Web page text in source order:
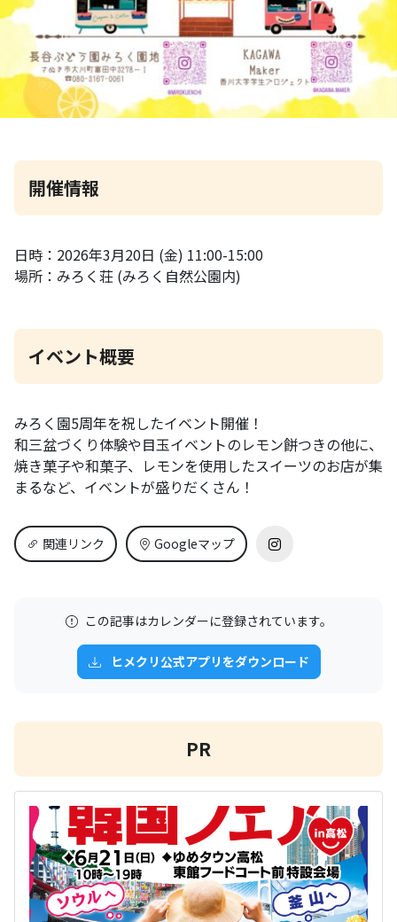
開催情報
日時：2026年3月20日 (金) 11:00-15:00
場所：みろく荘 (みろく自然公園内)
イベント概要
みろく園5周年を祝したイベント開催！
和三盆づくり体験や目玉イベントのレモン餅つきの他に、
焼き菓子や和菓子、レモンを使用したスイーツのお店が集
まるなど、イベントが盛りだくさん！
関連リンク Googleマップ
この記事はカレンダーに登録されています。
ヒメクリ公式アプリをダウンロード
PR